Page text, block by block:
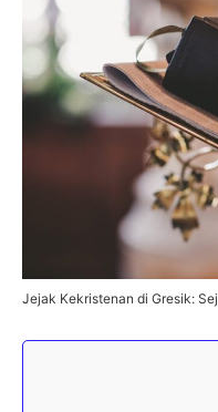
Jejak Kekristenan di Gresik: